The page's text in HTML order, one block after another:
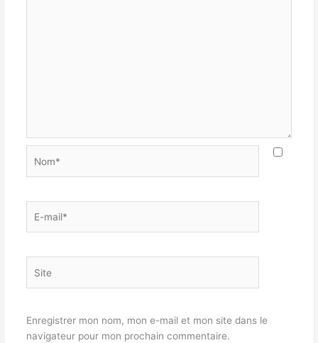
mail*
Enregistrer mon nom, mon e-mail et mon site dans le
navigateur pour mon prochain commentaire.